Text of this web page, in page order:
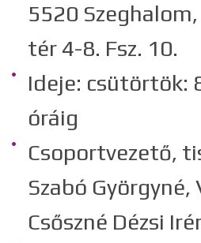
5520
tér 4-8. Fsz. 10.
Ideje: csütörtök:
óráig
Csoportvezető,
Szabó
Csőszné Dézsi